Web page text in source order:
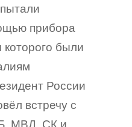
прибора
были
России
встречу с